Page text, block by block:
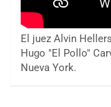
El juez Alvin
Hugo "El Pollo"
Nueva York.